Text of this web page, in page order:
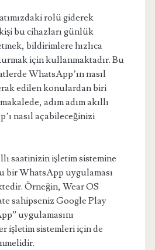
rolü giderek
bu cihazları günlük
bildirimlere hızlıca
için kullanmaktadır. Bu
WhatsApp’ın nasıl
edilen konulardan biri
adım adım akıllı
nasıl açabileceğinizi
saatinizin işletim sistemine
bir WhatsApp uygulaması
Örneğin, Wear OS
sahipseniz Google Play
uygulamasını
işletim sistemleri için de